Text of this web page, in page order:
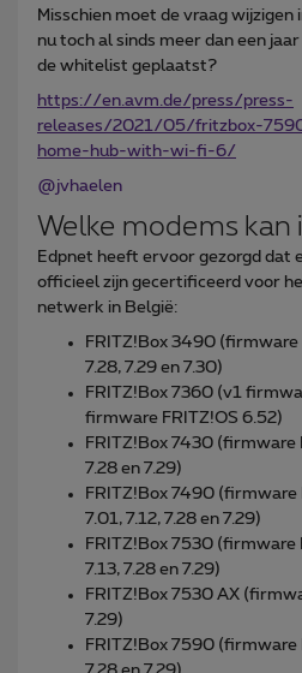
Misschien moet de vraag
nu toch al sinds meer dan een
de whitelist geplaatst?
https://en.avm.de/press/press-
releases/2021/05/fritzbox-
home-hub-with-wi-fi-6/
@jvhaelen
Welke modems kan
Edpnet heeft ervoor gezorgd dat
officieel zijn gecertificeerd voor
netwerk in België:
FRITZ!Box 3490 (firmware
7.28, 7.29 en 7.30)
FRITZ!Box 7360 (v1
firmware FRITZ!OS 6.52)
FRITZ!Box 7430 (firmware
7.28 en 7.29)
FRITZ!Box 7490 (firmware
7.01, 7.12, 7.28 en 7.29)
FRITZ!Box 7530 (firmware
7.13, 7.28 en 7.29)
FRITZ!Box 7530 AX
7.29)
FRITZ!Box 7590 (firmware